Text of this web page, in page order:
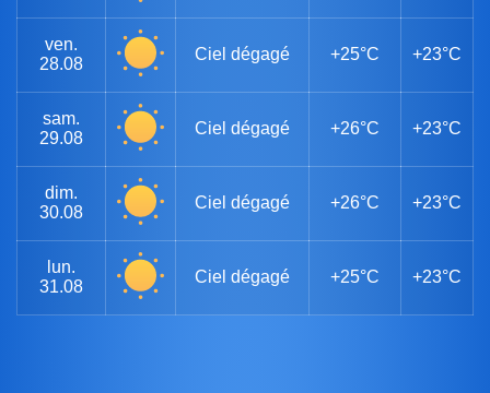
ven.
28.08
Ciel dégagé +25°C +23°C
sam.
29.08
Ciel dégagé +26°C +23°C
dim.
30.08
Ciel dégagé +26°C +23°C
lun.
31.08
Ciel dégagé +25°C +23°C